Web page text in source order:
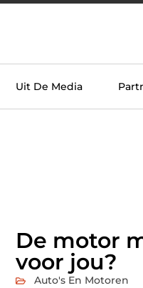
Uit De Media
De motor
voor jou?
Auto's En Motoren